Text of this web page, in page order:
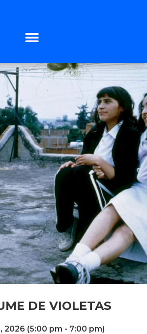
DE VIOLETAS
2026 (5:00 pm - 7:00 pm)